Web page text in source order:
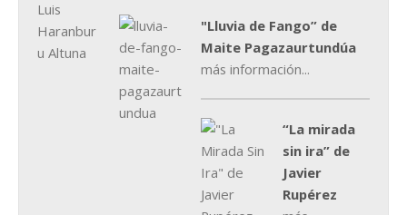
"Lluvia de Fango” de
Maite Pagazaurtundúa
más información...
“La mirada
sin ira” de
Javier
Rupérez